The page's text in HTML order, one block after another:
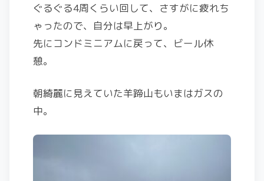
ぐるぐる4周くらい回して、さすがに疲れち
ゃったので、自分は早上がり。
先にコンドミニアムに戻って、ビール休
憩。
朝綺麗に見えていた羊蹄山もいまはガスの
中。